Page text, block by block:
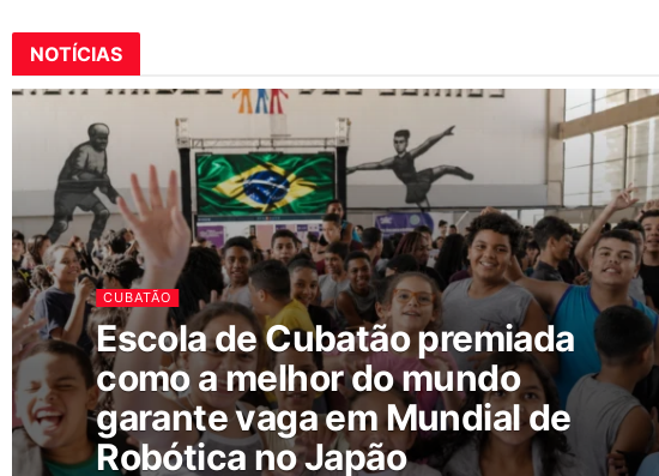
NOTÍCIAS
CUBATÃO
Escola de Cubatão premiada
como a melhor do mundo
garante vaga em Mundial de
Robótica no Japão